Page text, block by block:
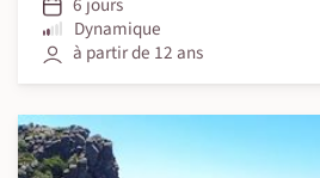
Dynamique
à partir de 12 ans